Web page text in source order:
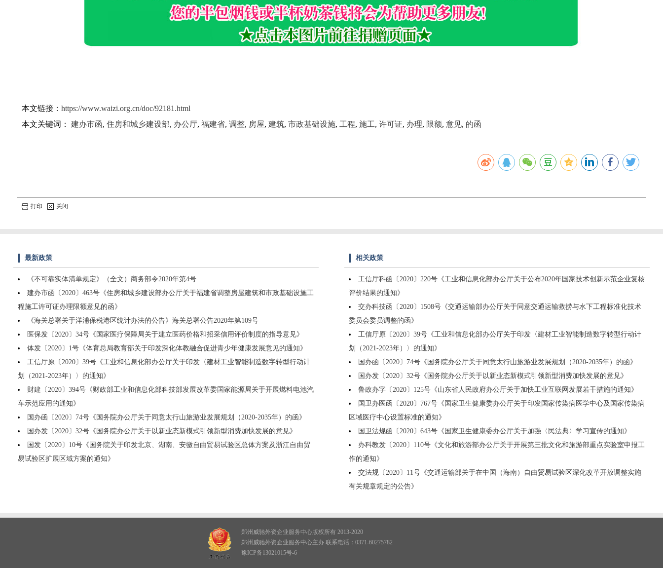
本文链接： https://www.waizi.org.cn/doc/92181.html
本文关键词： 建办市函, 住房和城乡建设部, 办公厅, 福建省, 调整, 房屋, 建筑, 市政基础设施, 工程, 施工, 许可证, 办理, 限额, 意见, 的函
打印 关闭
最新政策
《不可靠实体清单规定》（全文）商务部令2020年第4号
建办市函〔2020〕463号《住房和城乡建设部办公厅关于福建省调整房屋建筑和市政基础设施工
程施工许可证办理限额意见的函》
《海关总署关于洋浦保税港区统计办法的公告》海关总署公告2020年第109号
医保发〔2020〕34号《国家医疗保障局关于建立医药价格和招采信用评价制度的指导意见》
体发〔2020〕1号《体育总局教育部关于印发深化体教融合促进青少年健康发展意见的通知》
工信厅原〔2020〕39号《工业和信息化部办公厅关于印发〈建材工业智能制造数字转型行动计
划（2021-2023年）〉的通知》
财建〔2020〕394号《财政部工业和信息化部科技部发展改革委国家能源局关于开展燃料电池汽
车示范应用的通知》
国办函〔2020〕74号《国务院办公厅关于同意太行山旅游业发展规划（2020-2035年）的函》
国办发〔2020〕32号《国务院办公厅关于以新业态新模式引领新型消费加快发展的意见》
国发〔2020〕10号《国务院关于印发北京、湖南、安徽自由贸易试验区总体方案及浙江自由贸
易试验区扩展区域方案的通知》
相关政策
工信厅科函〔2020〕220号《工业和信息化部办公厅关于公布2020年国家技术创新示范企业复核
评价结果的通知》
交办科技函〔2020〕1508号《交通运输部办公厅关于同意交通运输救捞与水下工程标准化技术
委员会委员调整的函》
工信厅原〔2020〕39号《工业和信息化部办公厅关于印发〈建材工业智能制造数字转型行动计
划（2021-2023年）〉的通知》
国办函〔2020〕74号《国务院办公厅关于同意太行山旅游业发展规划（2020-2035年）的函》
国办发〔2020〕32号《国务院办公厅关于以新业态新模式引领新型消费加快发展的意见》
鲁政办字〔2020〕125号《山东省人民政府办公厅关于加快工业互联网发展若干措施的通知》
国卫办医函〔2020〕767号《国家卫生健康委办公厅关于印发国家传染病医学中心及国家传染病
区域医疗中心设置标准的通知》
国卫法规函〔2020〕643号《国家卫生健康委办公厅关于加强〈民法典〉学习宣传的通知》
办科教发〔2020〕110号《文化和旅游部办公厅关于开展第三批文化和旅游部重点实验室申报工
作的通知》
交法规〔2020〕11号《交通运输部关于在中国（海南）自由贸易试验区深化改革开放调整实施
有关规章规定的公告》
郑州威驰外资企业服务中心版权所有 2013-2020
郑州威驰外资企业服务中心主办 联系电话：0371-60275782
豫ICP备13021015号-6